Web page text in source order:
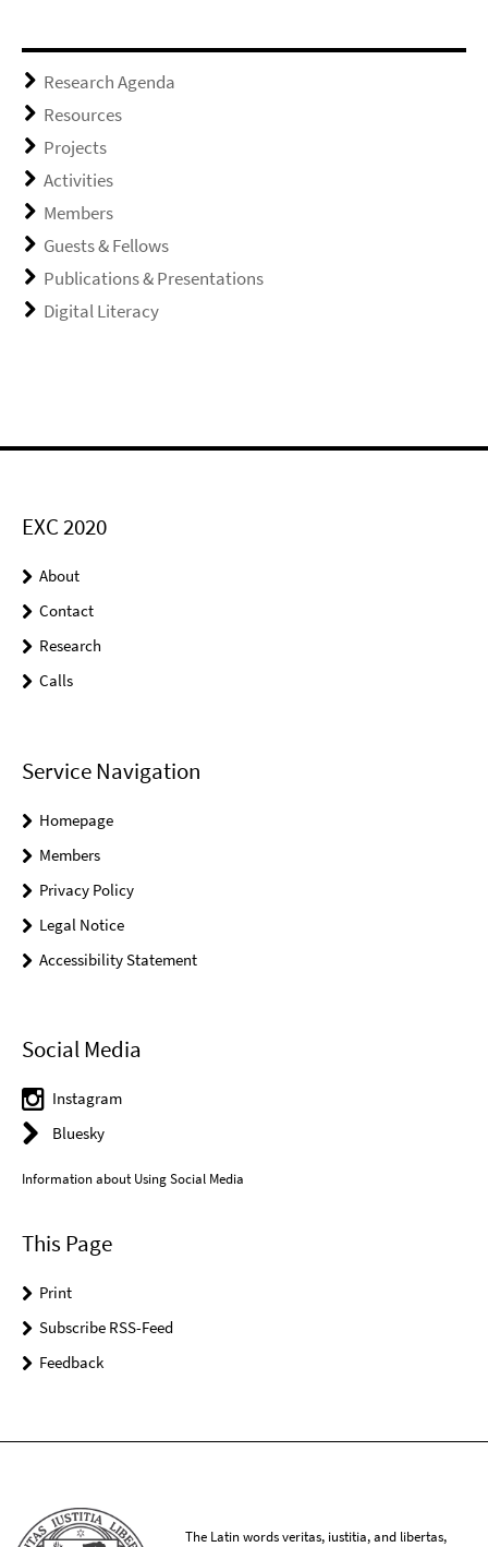
Research Agenda
Resources
Projects
Activities
Members
Guests & Fellows
Publications & Presentations
Digital Literacy
EXC 2020
About
Contact
Research
Calls
Service Navigation
Homepage
Members
Privacy Policy
Legal Notice
Accessibility Statement
Social Media
Instagram
Bluesky
Information about Using Social Media
This Page
Print
Subscribe RSS-Feed
Feedback
The Latin words veritas, iustitia, and libertas,